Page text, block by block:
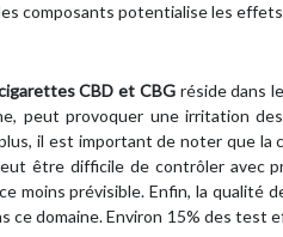
composants potentialise les
CBD et CBG réside dans
peut provoquer une irritation
il est important de noter que
être difficile de contrôler avec
moins prévisible. Enfin, la qualité
ce domaine. Environ 15% des test